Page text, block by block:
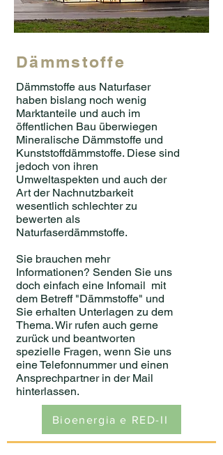
Dämmstoffe
Dämmstoffe aus Naturfaser
haben bislang noch wenig
Marktanteile und auch im
öffentlichen Bau überwiegen
Mineralische Dämmstoffe und
Kunststoffdämmstoffe. Diese sind
jedoch von ihren
Umweltaspekten und auch der
Art der Nachnutzbarkeit
wesentlich schlechter zu
bewerten als
Naturfaserdämmstoffe.
Sie brauchen mehr
Informationen? Senden Sie uns
doch einfach eine Infomail mit
dem Betreff "Dämmstoffe" und
Sie erhalten Unterlagen zu dem
Thema. Wir rufen auch gerne
zurück und beantworten
spezielle Fragen, wenn Sie uns
eine Telefonnummer und einen
Ansprechpartner in der Mail
hinterlassen.
Bioenergia e RED-II